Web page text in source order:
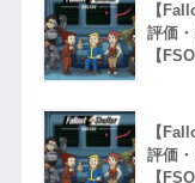
【
評価
【FSO
【
評価
【FSO